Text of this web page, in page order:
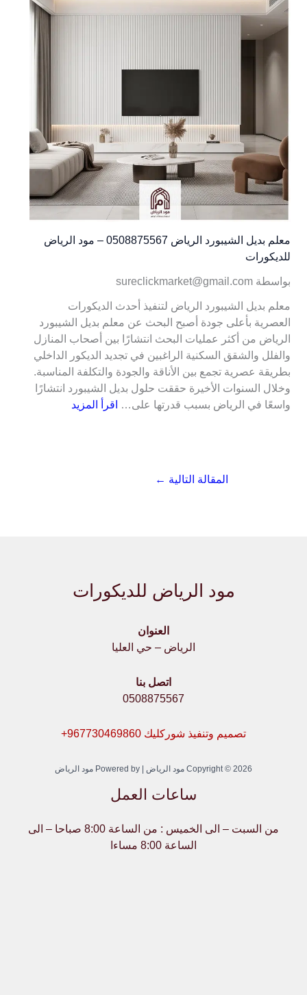
معلم بديل الشيبورد الرياض 0508875567 – مود الرياض
للديكورات
بواسطة sureclickmarket@gmail.com
معلم بديل الشيبورد الرياض لتنفيذ أحدث الديكورات
العصرية بأعلى جودة أصبح البحث عن معلم بديل الشيبورد
الرياض من أكثر عمليات البحث انتشارًا بين أصحاب المنازل
والفلل والشقق السكنية الراغبين في تجديد الديكور الداخلي
بطريقة عصرية تجمع بين الأناقة والجودة والتكلفة المناسبة.
وخلال السنوات الأخيرة حققت حلول بديل الشيبورد انتشارًا
واسعًا في الرياض بسبب قدرتها على…
اقرأ المزيد
المقالة التالية ←
مود الرياض للديكورات
العنوان
الرياض – حي العليا
اتصل بنا
0508875567
تصميم وتنفيذ شوركليك 967730469860+
Copyright © 2026 مود الرياض | Powered by مود الرياض
ساعات العمل
من السبت – الى الخميس : من الساعة 8:00 صباحا – الى
الساعة 8:00 مساءا